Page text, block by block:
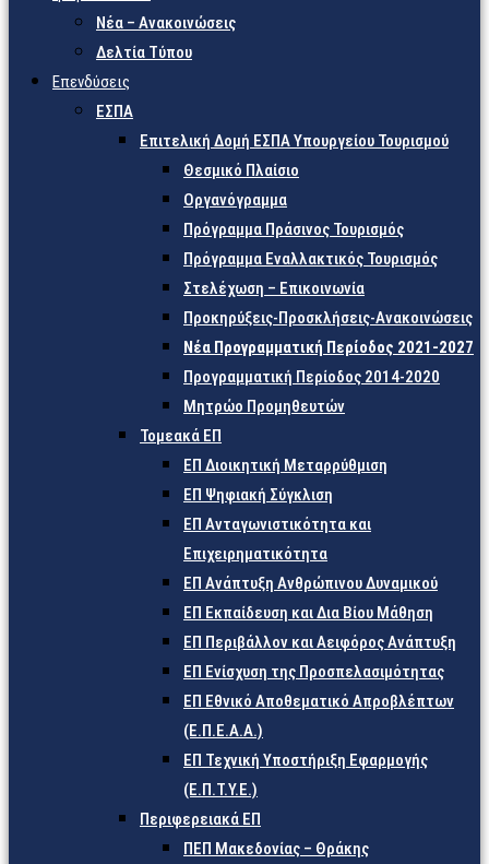
Νέα – Ανακοινώσεις
Δελτία Τύπου
Επενδύσεις
ΕΣΠΑ
Επιτελική Δομή ΕΣΠΑ Υπουργείου Τουρισμού
Θεσμικό Πλαίσιο
Οργανόγραμμα
Πρόγραμμα Πράσινος Τουρισμός
Πρόγραμμα Εναλλακτικός Τουρισμός
Στελέχωση – Επικοινωνία
Προκηρύξεις-Προσκλήσεις-Ανακοινώσεις
Νέα Προγραμματική Περίοδος 2021-2027
Προγραμματική Περίοδος 2014-2020
Μητρώο Προμηθευτών
Τομεακά ΕΠ
ΕΠ Διοικητική Μεταρρύθμιση
ΕΠ Ψηφιακή Σύγκλιση
ΕΠ Ανταγωνιστικότητα και
Επιχειρηματικότητα
ΕΠ Ανάπτυξη Ανθρώπινου Δυναμικού
ΕΠ Εκπαίδευση και Δια Βίου Μάθηση
ΕΠ Περιβάλλον και Αειφόρος Ανάπτυξη
ΕΠ Ενίσχυση της Προσπελασιμότητας
ΕΠ Εθνικό Αποθεματικό Απροβλέπτων
(Ε.Π.Ε.Α.Α.)
ΕΠ Τεχνική Υποστήριξη Εφαρμογής
(Ε.Π.Τ.Υ.Ε.)
Περιφερειακά ΕΠ
ΠΕΠ Μακεδονίας – Θράκης